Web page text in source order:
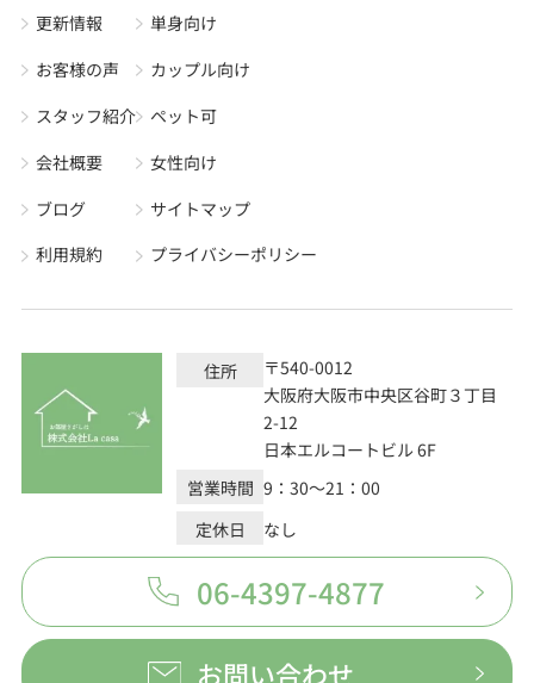
更新情報
お客様の声
スタッフ紹介
会社概要
ブログ
利用規約
単身向け
カップル向け
ペット可
女性向け
サイトマップ
プライバシーポリシー
住所
〒540-0012
大阪府大阪市中央区谷町３丁目
2-12
日本エルコートビル 6F
営業時間 9：30～21：00
定休日
なし
06-4397-4877
お問い合わせ